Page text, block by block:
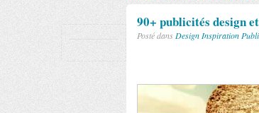
90+ publicités design
Posté dans Design Inspiration